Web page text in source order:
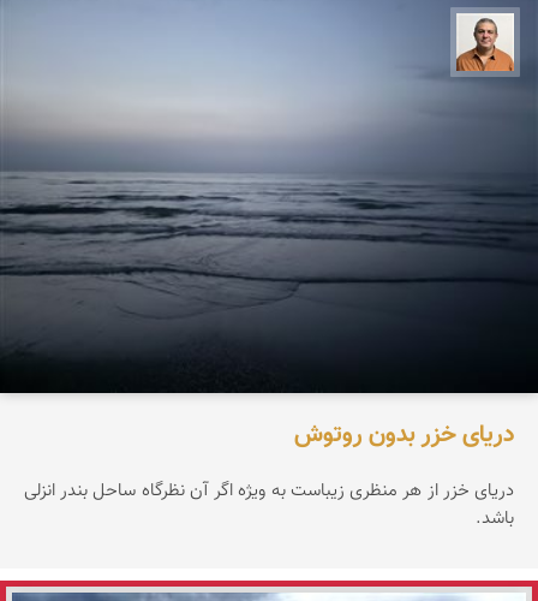
دریای خزر بدون روتوش
دریای خزر از هر منظری زیباست به ویژه اگر آن نظرگاه ساحل بندر انزلی
باشد.